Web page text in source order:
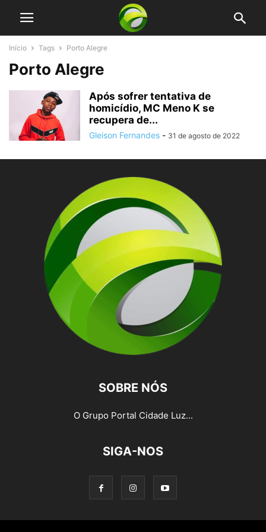
Início Tags Porto Alegre
Porto Alegre
Após sofrer tentativa de
homicídio, MC Meno K se
recupera de...
Gleison Fernandes - 31 de agosto de 2022
SOBRE NÓS
O Grupo Portal Cidade Luz...
SIGA-NOS